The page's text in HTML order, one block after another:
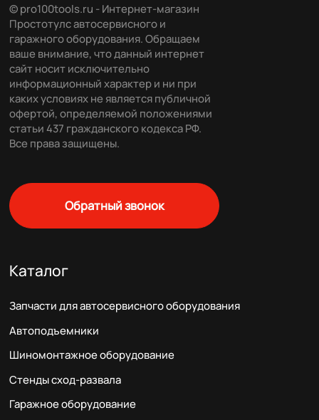
© pro100tools.ru - Интернет-магазин
Простотулс автосервисного и
гаражного оборудования. Обращаем
ваше внимание, что данный интернет
сайт носит исключительно
информационный характер и ни при
каких условиях не является публичной
офертой, определяемой положениями
статьи 437 гражданского кодекса РФ.
Все права защищены.
Обратный звонок
Каталог
Запчасти для автосервисного оборудования
Автоподъемники
Шиномонтажное оборудование
Стенды сход-развала
Гаражное оборудование